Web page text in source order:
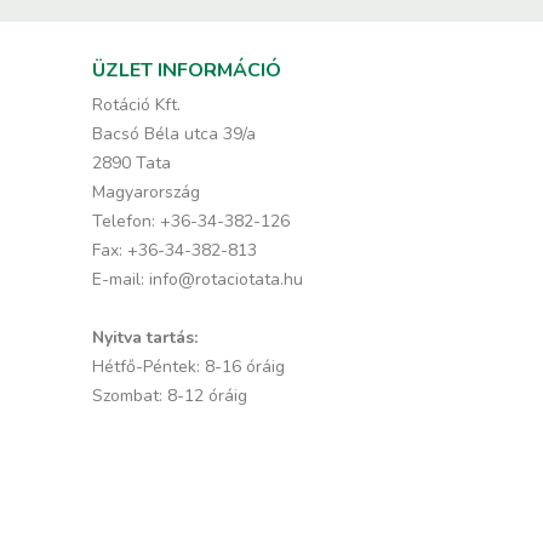
ÜZLET INFORMÁCIÓ
Rotáció Kft.
Bacsó Béla utca 39/a
2890 Tata
Magyarország
Telefon: +36-34-382-126
Fax: +36-34-382-813
E-mail: info@rotaciotata.hu
Nyitva tartás:
Hétfő-Péntek: 8-16 óráig
Szombat: 8-12 óráig